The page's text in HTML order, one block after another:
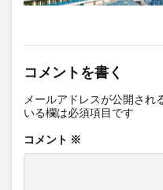
コメントを書く
メールアドレスが公開され
いる欄は必須項目です
コメント ※